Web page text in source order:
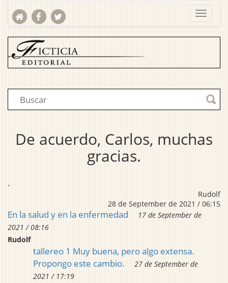
De acuerdo, Carlos, muchas
gracias.
.
Rudolf
28 de September de 2021 / 06:15
En la salud y en la enfermedad
17 de September de
2021 / 08:16
Rudolf
tallereo 1 Muy buena, pero algo extensa.
Propongo este cambio.
27 de September de
2021 / 17:19